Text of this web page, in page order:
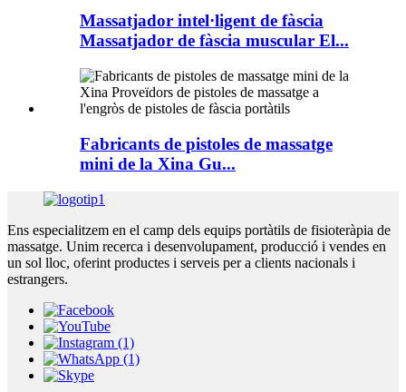
Massatjador intel·ligent de fàscia
Massatjador de fàscia muscular El...
Fabricants de pistoles de massatge
mini de la Xina Gu...
Ens especialitzem en el camp dels equips portàtils de fisioteràpia de
massatge. Unim recerca i desenvolupament, producció i vendes en
un sol lloc, oferint productes i serveis per a clients nacionals i
estrangers.